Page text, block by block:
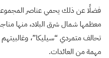
فضلًا عن ذلك يحمي عناصر
معظمها شمال شرق البلاد، منها
تحالف متمردي “سيليكا”،
مهمة من العائدات.